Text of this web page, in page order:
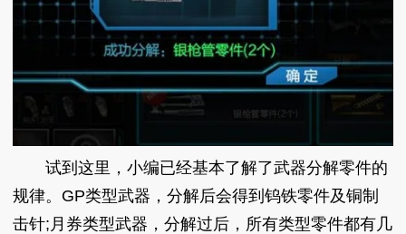
试到这里，小编已经基本了解了武器分解零件的
规律。GP类型武器，分解后会得到钨铁零件及铜制
击针;月券类型武器，分解过后，所有类型零件都有几